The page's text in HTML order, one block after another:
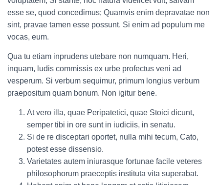
esse se, quod concedimus; Quamvis enim depravatae non
sint, pravae tamen esse possunt. Si enim ad populum me
vocas, eum.
Qua tu etiam inprudens utebare non numquam. Heri,
inquam, ludis commissis ex urbe profectus veni ad
vesperum. Si verbum sequimur, primum longius verbum
praepositum quam bonum. Non igitur bene.
At vero illa, quae Peripatetici, quae Stoici dicunt,
semper tibi in ore sunt in iudiciis, in senatu.
Si de re disceptari oportet, nulla mihi tecum, Cato,
potest esse dissensio.
Varietates autem iniurasque fortunae facile veteres
philosophorum praeceptis instituta vita superabat.